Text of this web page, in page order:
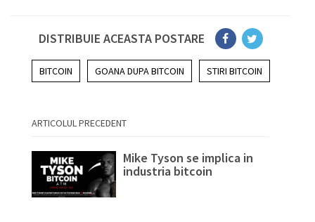
DISTRIBUIE ACEASTA POSTARE
BITCOIN GOANA DUPA BITCOIN STIRI BITCOIN
ARTICOLUL PRECEDENT
Mike Tyson se implica in
industria bitcoin